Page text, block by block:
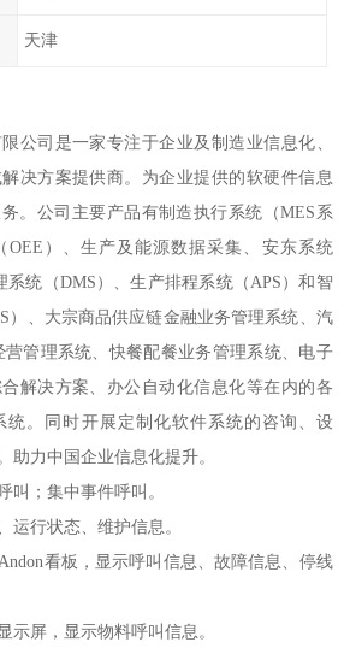
天津
公司是一家专注于企业及制造业信息化、
决方案提供商。为企业提供的软硬件信息
。公司主要产品有制造执行系统（MES系
OEE）、生产及能源数据采集、安东系统
系统（DMS）、生产排程系统（APS）和智
）、大宗商品供应链金融业务管理系统、汽
管理系统、快餐配餐业务管理系统、电子
解决方案、办公自动化信息化等在内的各
统。同时开展定制化软件系统的咨询、设
助力中国企业信息化提升。
；集中事件呼叫。
行状态、维护信息。
看板，显示呼叫信息、故障信息、停线
屏，显示物料呼叫信息。